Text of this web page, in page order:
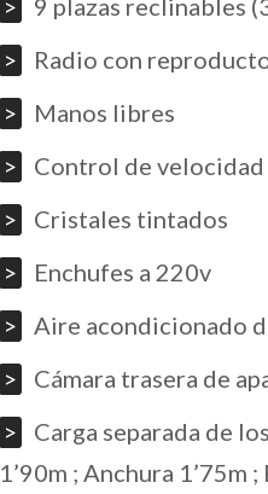
9 plazas reclinables
Radio con
Manos libres
Control de
Cristales tintados
Enchufes a 220v
Aire acondicionado
Cámara trasera de
Carga separada de
1’90m ; Anchura